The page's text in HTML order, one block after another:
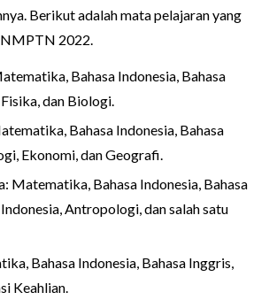
Berikut adalah mata pelajaran yang
2022.
Bahasa Indonesia, Bahasa
dan Biologi.
Bahasa Indonesia, Bahasa
Ekonomi, dan Geografi.
Matematika, Bahasa Indonesia, Bahasa
Antropologi, dan salah satu
Bahasa Indonesia, Bahasa Inggris,
Keahlian.